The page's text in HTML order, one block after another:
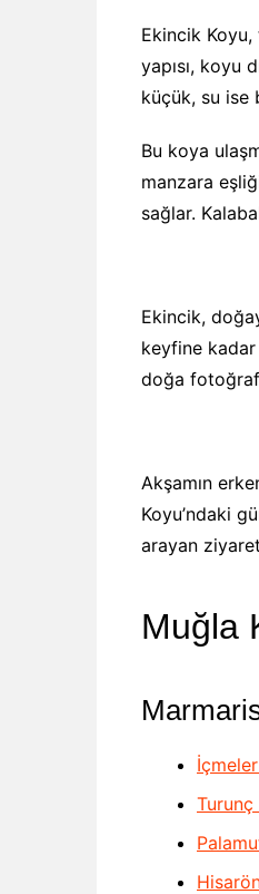
Ekincik
yapısı, koyu
küçük, su ise
Bu koya
manzara
sağlar.
Ekincik,
keyfine
doğa
Akşamın
Koyu’ndaki
arayan
Muğla
Turunç